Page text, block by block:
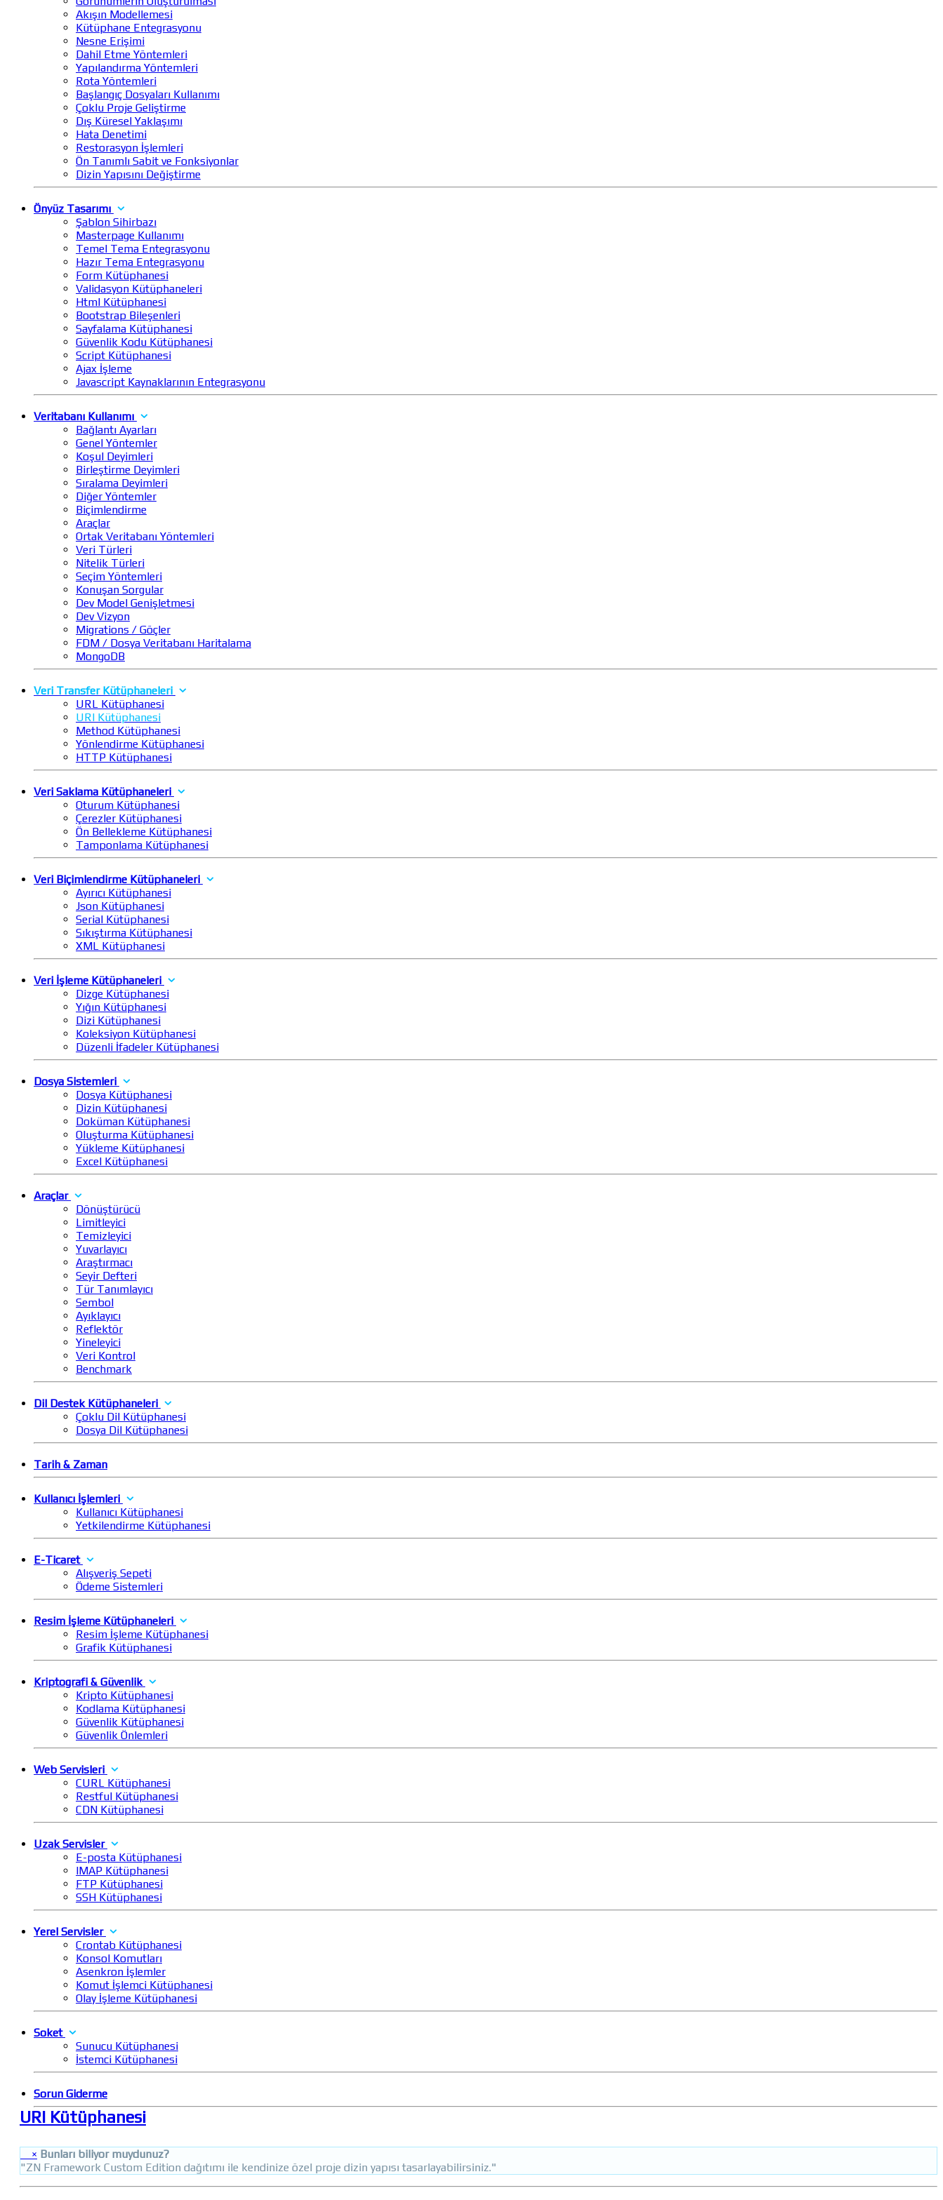
Akışın Modellemesi
Kütüphane Entegrasyonu
Nesne Erişimi
Dahil Etme Yöntemleri
Yapılandırma Yöntemleri
Rota Yöntemleri
Başlangıç Dosyaları Kullanımı
Çoklu Proje Geliştirme
Dış Küresel Yaklaşımı
Hata Denetimi
Restorasyon İşlemleri
Ön Tanımlı Sabit ve Fonksiyonlar
Dizin Yapısını Değiştirme
Önyüz Tasarımı
Şablon Sihirbazı
Masterpage Kullanımı
Temel Tema Entegrasyonu
Hazır Tema Entegrasyonu
Form Kütüphanesi
Validasyon Kütüphaneleri
Html Kütüphanesi
Bootstrap Bileşenleri
Sayfalama Kütüphanesi
Güvenlik Kodu Kütüphanesi
Script Kütüphanesi
Ajax İşleme
Javascript Kaynaklarının Entegrasyonu
Veritabanı Kullanımı
Bağlantı Ayarları
Genel Yöntemler
Koşul Deyimleri
Birleştirme Deyimleri
Sıralama Deyimleri
Diğer Yöntemler
Biçimlendirme
Araçlar
Ortak Veritabanı Yöntemleri
Veri Türleri
Nitelik Türleri
Seçim Yöntemleri
Konuşan Sorgular
Dev Model Genişletmesi
Dev Vizyon
Migrations / Göçler
FDM / Dosya Veritabanı Haritalama
MongoDB
Veri Transfer Kütüphaneleri
URL Kütüphanesi
URI Kütüphanesi
Method Kütüphanesi
Yönlendirme Kütüphanesi
HTTP Kütüphanesi
Veri Saklama Kütüphaneleri
Oturum Kütüphanesi
Çerezler Kütüphanesi
Ön Bellekleme Kütüphanesi
Tamponlama Kütüphanesi
Veri Biçimlendirme Kütüphaneleri
Ayırıcı Kütüphanesi
Json Kütüphanesi
Serial Kütüphanesi
Sıkıştırma Kütüphanesi
XML Kütüphanesi
Veri İşleme Kütüphaneleri
Dizge Kütüphanesi
Yığın Kütüphanesi
Dizi Kütüphanesi
Koleksiyon Kütüphanesi
Düzenli İfadeler Kütüphanesi
Dosya Sistemleri
Dosya Kütüphanesi
Dizin Kütüphanesi
Doküman Kütüphanesi
Oluşturma Kütüphanesi
Yükleme Kütüphanesi
Excel Kütüphanesi
Araçlar
Dönüştürücü
Limitleyici
Temizleyici
Yuvarlayıcı
Araştırmacı
Seyir Defteri
Tür Tanımlayıcı
Sembol
Ayıklayıcı
Reflektör
Yineleyici
Veri Kontrol
Benchmark
Dil Destek Kütüphaneleri
Çoklu Dil Kütüphanesi
Dosya Dil Kütüphanesi
Tarih & Zaman
Kullanıcı İşlemleri
Kullanıcı Kütüphanesi
Yetkilendirme Kütüphanesi
E-Ticaret
Alışveriş Sepeti
Ödeme Sistemleri
Resim İşleme Kütüphaneleri
Resim İşleme Kütüphanesi
Grafik Kütüphanesi
Kriptografi & Güvenlik
Kripto Kütüphanesi
Kodlama Kütüphanesi
Güvenlik Kütüphanesi
Güvenlik Önlemleri
Web Servisleri
CURL Kütüphanesi
Restful Kütüphanesi
CDN Kütüphanesi
Uzak Servisler
E-posta Kütüphanesi
IMAP Kütüphanesi
FTP Kütüphanesi
SSH Kütüphanesi
Yerel Servisler
Crontab Kütüphanesi
Konsol Komutları
Asenkron İşlemler
Komut İşlemci Kütüphanesi
Olay İşleme Kütüphanesi
Soket
Sunucu Kütüphanesi
İstemci Kütüphanesi
Sorun Giderme
URI Kütüphanesi
× Bunları biliyor muydunuz?
"ZN Framework Custom Edition dağıtımı ile kendinize özel proje dizin yapısı tasarlayabilirsiniz."